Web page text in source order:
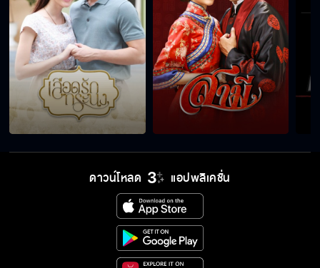
ดาวน์โหลด แอปพลิเคชั่น